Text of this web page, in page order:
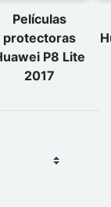
Películas
protectoras
P8 Lite
2017